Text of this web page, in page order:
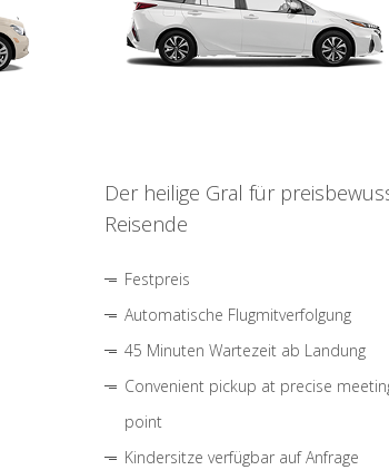
Der heilige Gral für
Reisende
Festpreis
Automatische Flugmitverfolgung
45 Minuten Wartezeit ab Landung
Convenient pickup at precise
point
Kindersitze verfügbar auf Anfrage